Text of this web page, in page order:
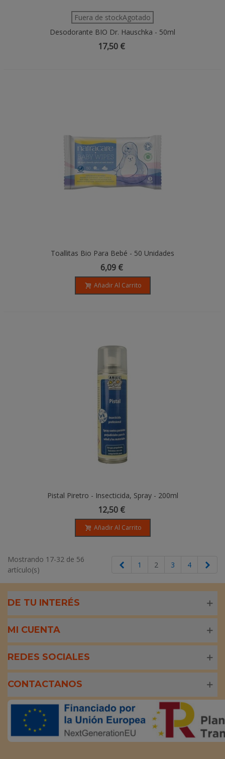
Fuera de stockAgotado
Desodorante BIO Dr. Hauschka - 50ml
17,50 €
Toallitas Bio Para Bebé - 50 Unidades
6,09 €
Añadir Al Carrito
Pistal Piretro - Insecticida, Spray - 200ml
12,50 €
Añadir Al Carrito
Mostrando 17-32 de 56
artículo(s)
Anterior
1 2 3 4
DE TU INTERÉS
MI CUENTA
REDES SOCIALES
CONTACTANOS